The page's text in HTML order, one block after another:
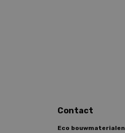
Contact
Eco bouwmaterialen